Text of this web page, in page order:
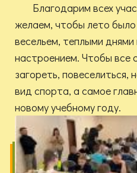
Благодарим всех
желаем, чтобы лето
весельем, теплыми
настроением. Чтобы все
загореть,
вид спорта, а самое
новому учебному году.